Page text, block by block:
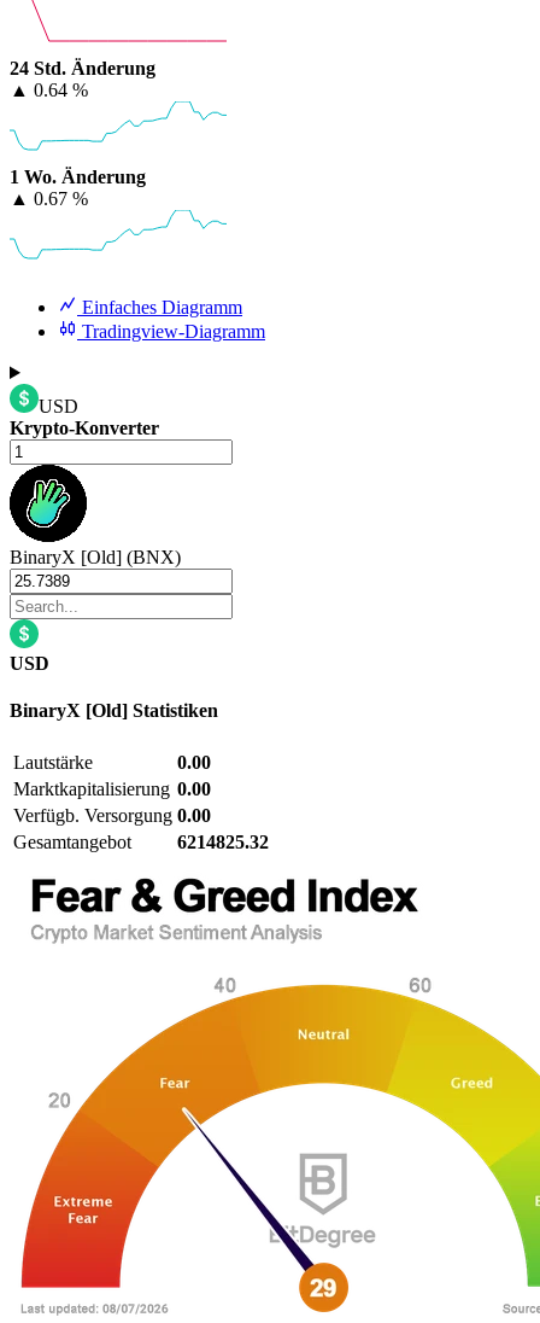
24 Std. Änderung
▲ 0.64 %
1 Wo. Änderung
▲ 0.67 %
Einfaches Diagramm
Tradingview-Diagramm
USD
Krypto-Konverter
BinaryX [Old] (BNX)
USD
BinaryX [Old] Statistiken
Lautstärke
0.00
Marktkapitalisierung 0.00
Verfügb. Versorgung 0.00
Gesamtangebot
6214825.32